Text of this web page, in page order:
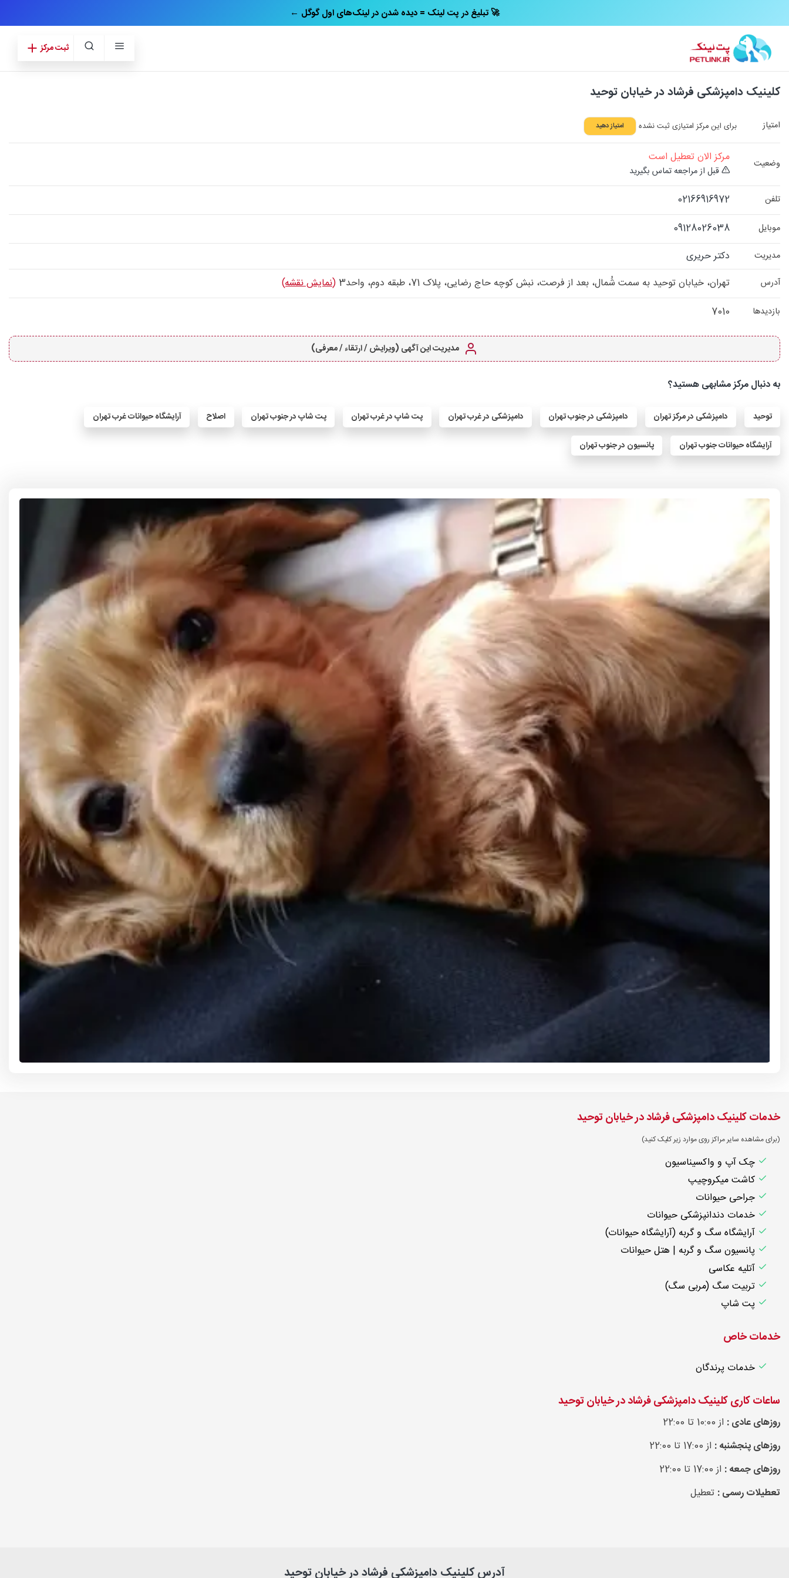
← تبلیغ در پت‌ لینک = دیده شدن در لینک‌های اول گوگل 🚀
ثبت مرکز
کلینیک دامپزشکی فرشاد در خیابان توحید
امتیاز برای این مرکز امتیازی ثبت نشده امتیاز دهید
وضعیت مرکز الان تعطیل است
قبل از مراجعه تماس بگیرید
تلفن
02166916972
موبایل 09128026038
مدیریت دکتر حریری
آدرس تهران، خیابان توحید به سمت شُمال، بعد از فرصت، نبش کوچه حاج رضایی، پلاک 71، طبقه دوم، واحد3 (نمایش نقشه)
بازدیدها 7010
مدیریت این آگهی (ویرایش / ارتقاء / معرفی)
به دنبال مرکز مشابهی هستید؟
توحید دامپزشکی در مرکز تهران دامپزشکی در جنوب تهران دامپزشکی در غرب تهران پت شاپ در غرب تهران پت شاپ در جنوب تهران اصلاح آرایشگاه حیوانات غرب تهران
آرایشگاه حیوانات جنوب تهران پانسیون در جنوب تهران
خدمات کلینیک دامپزشکی فرشاد در خیابان توحید
(برای مشاهده سایر مراکز روی موارد زیر کلیک کنید)
چک آپ و واکسیناسیون
کاشت میکروچیپ
جراحی حیوانات
خدمات دندانپزشکی حیوانات
آرایشگاه سگ و گربه (آرایشگاه حیوانات)
پانسیون سگ و گربه | هتل حیوانات
آتلیه عکاسی
تربیت سگ (مربی سگ)
پت شاپ
خدمات خاص
خدمات پرندگان
ساعات کاری کلینیک دامپزشکی فرشاد در خیابان توحید
روزهای عادی : از 10:00 تا 22:00
روزهای پنجشنبه : از 17:00 تا 22:00
روزهای جمعه : از 17:00 تا 22:00
تعطیلات رسمی : تعطیل
آدرس کلینیک دامپزشکی فرشاد در خیابان توحید